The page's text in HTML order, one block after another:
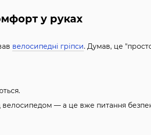
у руках
велосипедні гріпси. Думав, це
— а це вже питання